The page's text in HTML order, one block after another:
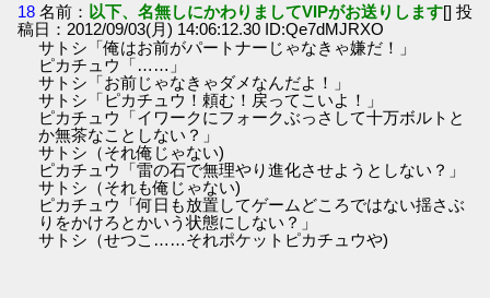
18 名前： 以下、名無しにかわりましてVIPがお送りします[] 投
稿日：2012/09/03(月) 14:06:12.30 ID:Qe7dMJRXO
サトシ「俺はお前がパートナーじゃなきゃ嫌だ！」
ピカチュウ「……」
サトシ「お前じゃなきゃダメなんだよ！」
サトシ「ピカチュウ！頼む！戻ってこいよ！」
ピカチュウ「イワークにフォークぶっさして十万ボルトと
か無茶なことしない？」
サトシ（それ俺じゃない)
ピカチュウ「雷の石で無理やり進化させようとしない？」
サトシ（それも俺じゃない)
ピカチュウ「何日も放置してゲームどころではない揺さぶ
りをかけろとかいう状態にしない？」
サトシ（せつこ……それポケットピカチュウや)